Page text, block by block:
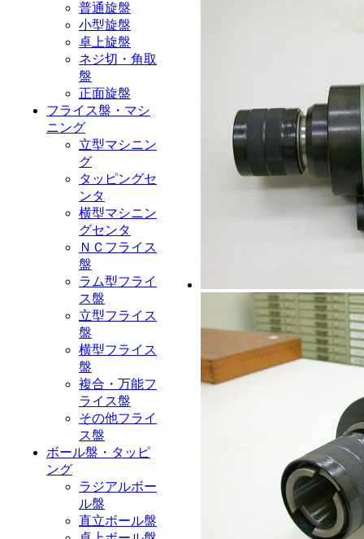
普通旋盤
小型旋盤
卓上旋盤
ネジ切・角取
盤
正面旋盤
フライス盤・マシ
ニング
立型マシニン
グ
タッピングセ
ンタ
横型マシニン
グセンタ
ＮＣフライス
盤
ラム型フライ
ス盤
立型フライス
盤
横型フライス
盤
複合・万能フ
ライス盤
その他フライ
ス盤
ボール盤・タッピ
ング
ラジアルボー
ル盤
直立ボール盤